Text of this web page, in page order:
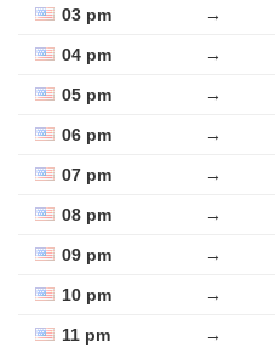
03 pm →
04 pm →
05 pm →
06 pm →
07 pm →
08 pm →
09 pm →
10 pm →
11 pm →